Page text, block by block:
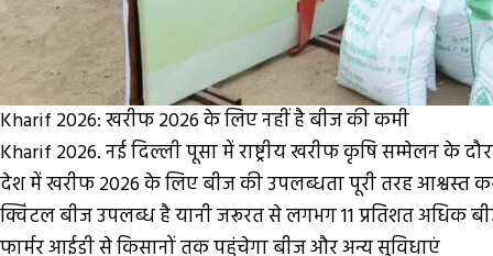
Kharif 2026: खरीफ 2026 के लिए नहीं है बीज की कमी
Kharif 2026. नई दिल्ली पूसा में राष्ट्रीय खरीफ कृषि सम्मेलन के
देश में खरीफ 2026 के लिए बीज की उपलब्धता पूरी तरह आश्वस्त
क्विंटल बीज उपलब्ध है यानी जरूरत से लगभग 11 प्रतिशत अधिक
फार्मर आईडी से किसानों तक पहुंचेगा बीज और अन्य सुविधाएं